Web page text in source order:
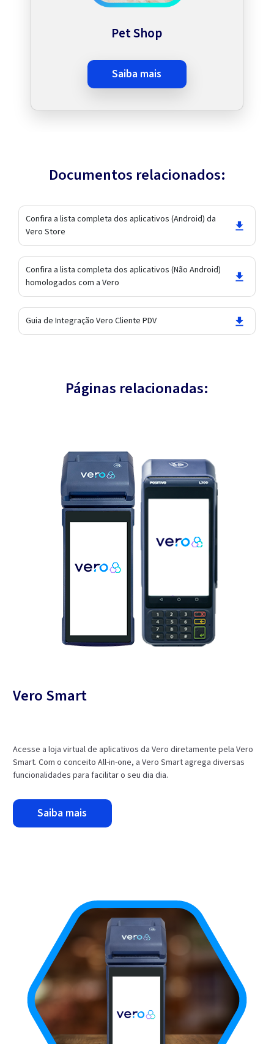
Pet Shop
saiba mais
Documentos relacionados:
Confira a lista completa dos aplicativos (Android) da
Vero Store
Confira a lista completa dos aplicativos (Não Android)
homologados com a Vero
Guia de Integração Vero Cliente PDV
Páginas relacionadas:
Vero Smart
Acesse a loja virtual de aplicativos da Vero diretamente pela Vero
Smart. Com o conceito All-in-one, a Vero Smart agrega diversas
funcionalidades para facilitar o seu dia dia.
saiba mais